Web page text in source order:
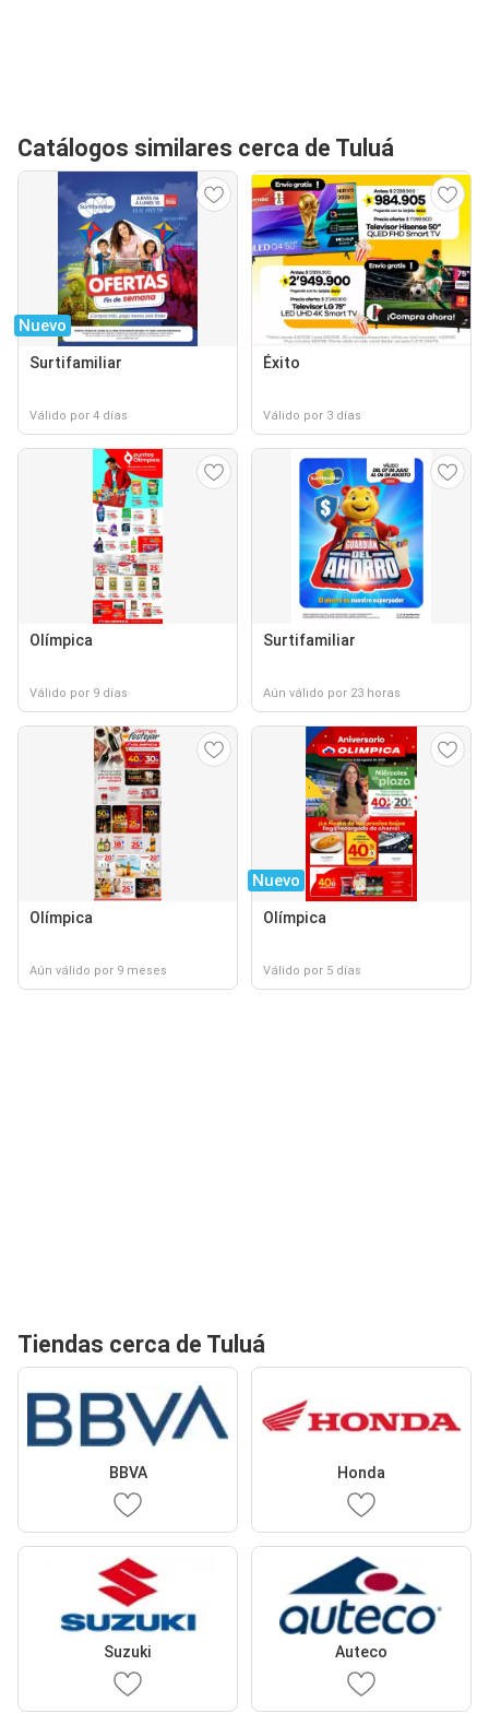
Catálogos similares cerca de Tuluá
Nuevo
Surtifamiliar
Válido por 4 días
Éxito
Válido por 3 días
Olímpica
Válido por 9 días
Surtifamiliar
Aún válido por 23 horas
Olímpica
Aún válido por 9 meses
Nuevo
Olímpica
Válido por 5 días
Tiendas cerca de Tuluá
BBVA Honda
Suzuki Auteco